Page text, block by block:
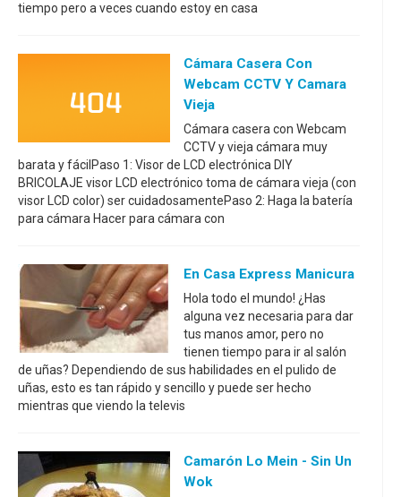
tiempo pero a veces cuando estoy en casa
Cámara Casera Con
Webcam CCTV Y Camara
Vieja
Cámara casera con Webcam
CCTV y vieja cámara muy
barata y fácilPaso 1: Visor de LCD electrónica DIY
BRICOLAJE visor LCD electrónico toma de cámara vieja (con
visor LCD color) ser cuidadosamentePaso 2: Haga la batería
para cámara Hacer para cámara con
En Casa Express Manicura
Hola todo el mundo! ¿Has
alguna vez necesaria para dar
tus manos amor, pero no
tienen tiempo para ir al salón
de uñas? Dependiendo de sus habilidades en el pulido de
uñas, esto es tan rápido y sencillo y puede ser hecho
mientras que viendo la televis
Camarón Lo Mein - Sin Un
Wok